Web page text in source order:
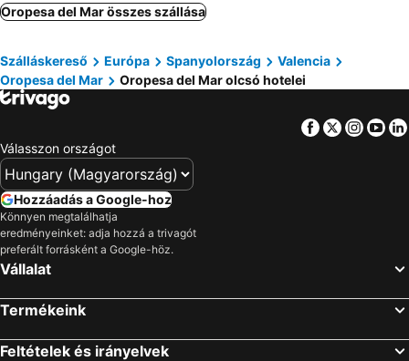
Vista Alegre
Hotel DL Port
Hotel Bulevard
Hotel Bag
Hotel DL Urban
Hotel Servigroup Trinimar
Apartamentos Terrazas Al Mar 3000
Intelier Bonaire
Hotel Marina
Hotel Sunna Benicassim
Hotel Real Castellon
PALASIET Wellness Clinic&Thalasso 4 SUP
Pontiana Thalasso Hotel
Pensión La Ola
Hotel Tramontana
Oropesa del Mar összes szállása
Szálláskereső Európa Spanyolország
Valencia
Oropesa del Mar
Oropesa del Mar olcsó hotelei
Facebook
Twitter
Válasszon országot
Hozzáadás a Google-hoz
Könnyen megtalálhatja
eredményeinket: adja hozzá a trivagót
preferált forrásként a Google-höz.
Vállalat
Termékeink
Feltételek és irányelvek